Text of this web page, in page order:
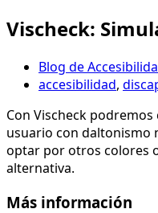
Vischeck:
Blog de
accesibilidad,
Con Vischeck
usuario con daltonismo
optar por otros colores
alternativa.
Más información